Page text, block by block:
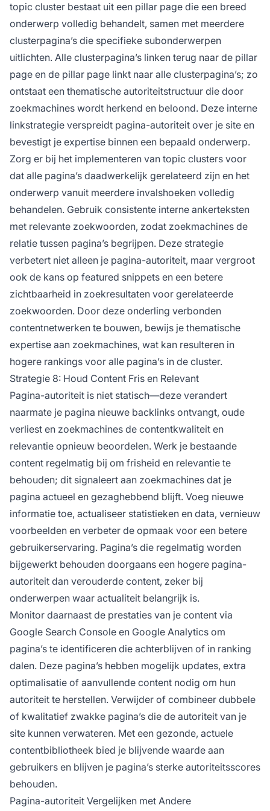
topic cluster bestaat uit een pillar page die een breed
onderwerp volledig behandelt, samen met meerdere
clusterpagina’s die specifieke subonderwerpen
uitlichten. Alle clusterpagina’s linken terug naar de pillar
page en de pillar page linkt naar alle clusterpagina’s; zo
ontstaat een thematische autoriteitstructuur die door
zoekmachines wordt herkend en beloond. Deze interne
linkstrategie verspreidt pagina-autoriteit over je site en
bevestigt je expertise binnen een bepaald onderwerp.
Zorg er bij het implementeren van topic clusters voor
dat alle pagina’s daadwerkelijk gerelateerd zijn en het
onderwerp vanuit meerdere invalshoeken volledig
behandelen. Gebruik consistente interne ankerteksten
met relevante zoekwoorden, zodat zoekmachines de
relatie tussen pagina’s begrijpen. Deze strategie
verbetert niet alleen je pagina-autoriteit, maar vergroot
ook de kans op featured snippets en een betere
zichtbaarheid in zoekresultaten voor gerelateerde
zoekwoorden. Door deze onderling verbonden
contentnetwerken te bouwen, bewijs je thematische
expertise aan zoekmachines, wat kan resulteren in
hogere rankings voor alle pagina’s in de cluster.
Strategie 8: Houd Content Fris en Relevant
Pagina-autoriteit is niet statisch—deze verandert
naarmate je pagina nieuwe backlinks ontvangt, oude
verliest en zoekmachines de contentkwaliteit en
relevantie opnieuw beoordelen. Werk je bestaande
content regelmatig bij om frisheid en relevantie te
behouden; dit signaleert aan zoekmachines dat je
pagina actueel en gezaghebbend blijft. Voeg nieuwe
informatie toe, actualiseer statistieken en data, vernieuw
voorbeelden en verbeter de opmaak voor een betere
gebruikerservaring. Pagina’s die regelmatig worden
bijgewerkt behouden doorgaans een hogere pagina-
autoriteit dan verouderde content, zeker bij
onderwerpen waar actualiteit belangrijk is.
Monitor daarnaast de prestaties van je content via
Google Search Console en Google Analytics om
pagina’s te identificeren die achterblijven of in ranking
dalen. Deze pagina’s hebben mogelijk updates, extra
optimalisatie of aanvullende content nodig om hun
autoriteit te herstellen. Verwijder of combineer dubbele
of kwalitatief zwakke pagina’s die de autoriteit van je
site kunnen verwateren. Met een gezonde, actuele
contentbibliotheek bied je blijvende waarde aan
gebruikers en blijven je pagina’s sterke autoriteitsscores
behouden.
Pagina-autoriteit Vergelijken met Andere